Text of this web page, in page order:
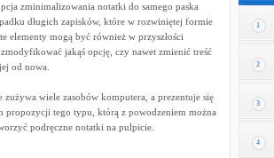
zminimalizowania notatki do samego paska
długich zapisków, które w rozwiniętej formie
elementy mogą być również w przyszłości
jakąś opcję, czy nawet zmienić treść
od nowa.
zużywa wiele zasobów komputera, a prezentuje się
propozycji tego typu, którą z powodzeniem można
podręczne notatki na pulpicie.
1
2
3
4